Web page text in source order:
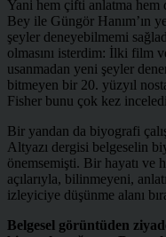
Yani hem çifti anlatma hem
Bey ile Güngör Hanım’ın
şeyler deneyebilmemi
olmasını isterdim: İlki film
usanmadan yeni şeyler
bitmeyen bir 20. yüzyıl
Fisher bunu çok kez
Bir yandan da biyografi
Altyazı dergisi belgeselin
önemsemişti. Bir hayatı ve
açılarıyla, bilinmeyeni,
izleyiciye düşünme alanı
Belgesel görüntüden